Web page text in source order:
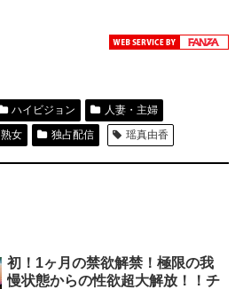
ハイビジョン
人妻・主婦
熟女 独占配信 瑶真由香
初！1ヶ月の禁欲解禁！極限の我
慢状態からの性欲超大解放！！チ